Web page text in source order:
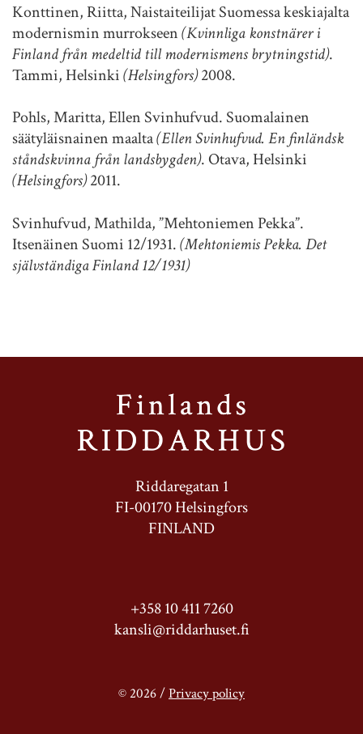
Konttinen, Riitta, Naistaiteilijat Suomessa keskiajalta
modernismin murrokseen(Kvinnliga konstnärer i
Finland från medeltid till modernismens brytningstid).
Tammi, Helsinki(Helsingfors)2008.
Pohls, Maritta, Ellen Svinhufvud. Suomalainen
säätyläisnainen maalta(Ellen Svinhufvud. En finländsk
ståndskvinna från landsbygden). Otava, Helsinki
(Helsingfors)2011.
Svinhufvud, Mathilda, ”Mehtoniemen Pekka”.
Itsenäinen Suomi 12/1931.(Mehtoniemis Pekka. Det
självständiga Finland 12/1931)
Riddaregatan 1
FI-00170 Helsingfors
FINLAND
+358 10 411 7260
kansli@riddarhuset.fi
© 2026 /Privacy policy